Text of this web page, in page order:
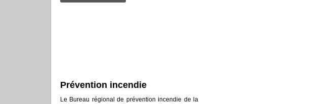
Prévention incendie
Le Bureau régional de prévention incendie de la